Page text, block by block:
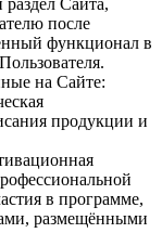
Сайта,
после
функционал в
на Сайте:
продукции и
в программе,
размещёнными